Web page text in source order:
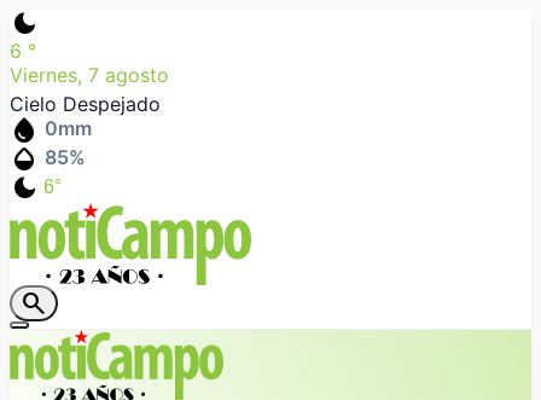
dark_mode
6 °
Viernes, 7 agosto
Cielo Despejado
water_drop 0mm
humidity_mid 85%
dark_mode 6°
search